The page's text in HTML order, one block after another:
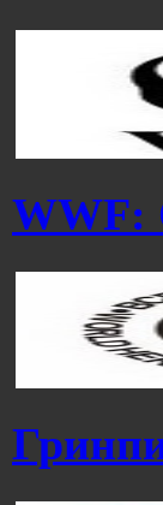
WWF: